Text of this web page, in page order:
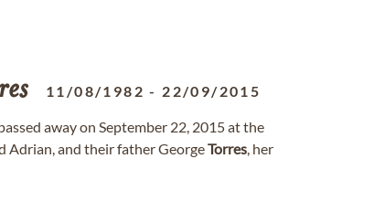
11/08/1982 - 22/09/2015
away on September 22, 2015 at the
Adrian, and their father GeorgeTorres, her